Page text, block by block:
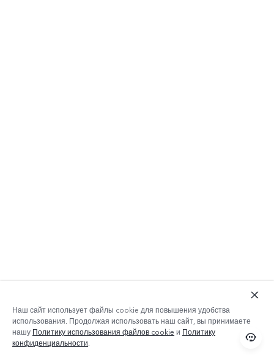
Наш сайт использует файлы cookie для повышения удобства
использования. Продолжая использовать наш сайт, вы принимаете
нашу Политику использования файлов cookie и Политику
конфиденциальности.